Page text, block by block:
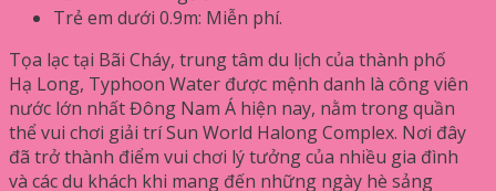
Trẻ em dưới 0.9m: Miễn phí.
Tọa lạc tại Bãi Cháy, trung tâm du lịch của thành phố
Hạ Long, Typhoon Water được mệnh danh là công viên
nước lớn nhất Đông Nam Á hiện nay, nằm trong quần
thể vui chơi giải trí Sun World Halong Complex. Nơi đây
đã trở thành điểm vui chơi lý tưởng của nhiều gia đình
và các du khách khi mang đến những ngày hè sảng